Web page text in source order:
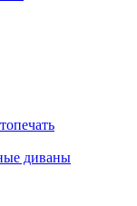
диваны